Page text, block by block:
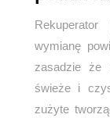
wymianę
zasadzie że
świeże i
zużyte